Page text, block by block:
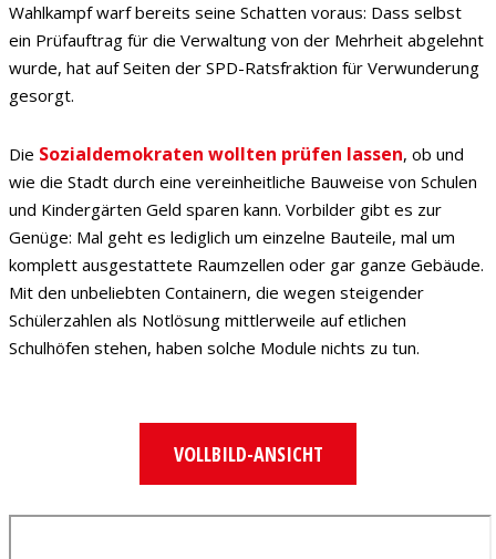
Wahlkampf warf bereits seine Schatten voraus: Dass selbst
ein Prüfauftrag für die Verwaltung von der Mehrheit abgelehnt
wurde, hat auf Seiten der SPD-Ratsfraktion für Verwunderung
gesorgt.
Die Sozialdemokraten wollten prüfen lassen, ob und
wie die Stadt durch eine vereinheitliche Bauweise von Schulen
und Kindergärten Geld sparen kann. Vorbilder gibt es zur
Genüge: Mal geht es lediglich um einzelne Bauteile, mal um
komplett ausgestattete Raumzellen oder gar ganze Gebäude.
Mit den unbeliebten Containern, die wegen steigender
Schülerzahlen als Notlösung mittlerweile auf etlichen
Schulhöfen stehen, haben solche Module nichts zu tun.
VOLLBILD-ANSICHT